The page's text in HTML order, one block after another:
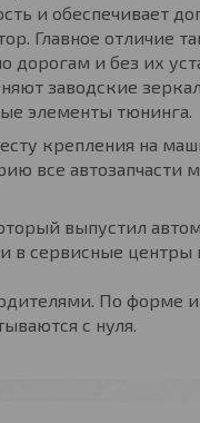
и обеспечивает
Главное отличие
и без их
заводские
элементы тюнинга.
крепления на
все автозапчасти
выпустил
в сервисные центры
По форме
с нуля.